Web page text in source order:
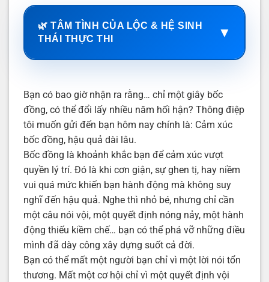
🌿 TÂM TÌNH CỦA LỘC & HỆ SINH
THÁI THỰC THI
▼
Bạn có bao giờ nhận ra rằng… chỉ một giây bốc
đồng, có thể đổi lấy nhiều năm hối hận? Thông điệp
tôi muốn gửi đến bạn hôm nay chính là: Cảm xúc
bốc đồng, hậu quả dài lâu.
Bốc đồng là khoảnh khắc bạn để cảm xúc vượt
quyền lý trí. Đó là khi cơn giận, sự ghen tị, hay niềm
vui quá mức khiến bạn hành động mà không suy
nghĩ đến hậu quả. Nghe thì nhỏ bé, nhưng chỉ cần
một câu nói vội, một quyết định nóng nảy, một hành
động thiếu kiềm chế… bạn có thể phá vỡ những điều
mình đã dày công xây dựng suốt cả đời.
Bạn có thể mất một người bạn chỉ vì một lời nói tổn
thương. Mất một cơ hội chỉ vì một quyết định vội